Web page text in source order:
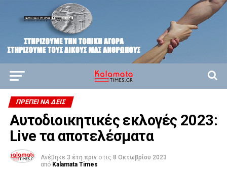
ΠΡΈΠΕΙ ΝΑ ΔΕΙΣ
Αυτοδιοικητικές εκλογές 2023:
Live τα αποτελέσματα
Ανέβηκε 3 έτη πριν στις 8 Οκτωβρίου 2023
από Kalamata Times